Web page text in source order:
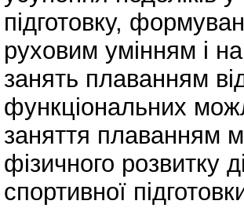
підготовку,
руховим умінням і
занять плаванням
функціональних
заняття плаванням
фізичного розвитку
спортивної